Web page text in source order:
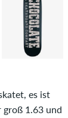
es ist
groß 1.63 und